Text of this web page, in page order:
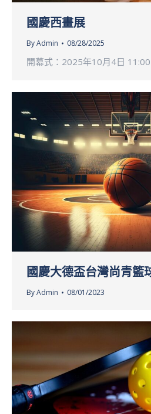
國慶西畫展
ByAdmin 08/28/2025
開幕式：2025年10月4日
國慶大德盃台灣尚青籃
ByAdmin 08/01/2023